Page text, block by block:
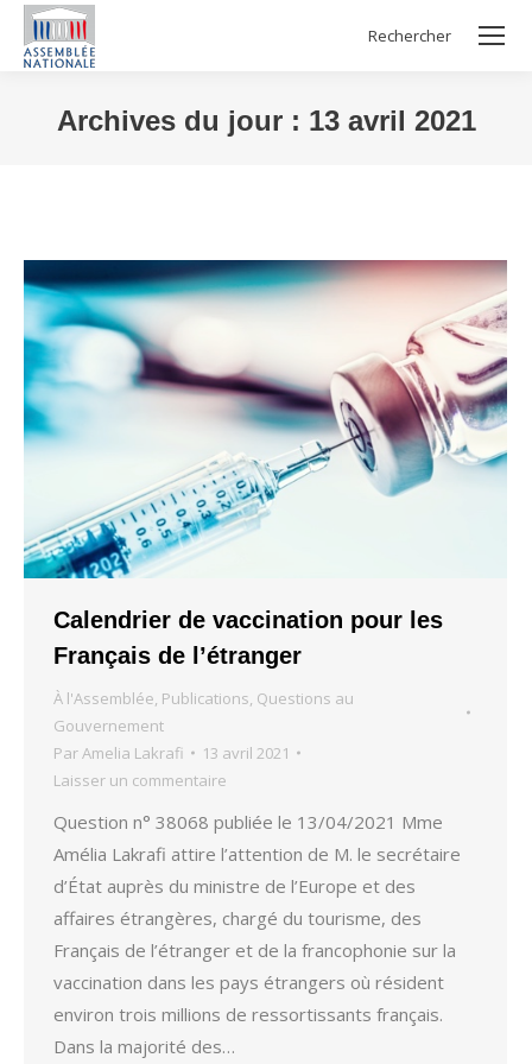
Search:
Rechercher
Archives du jour : 13 avril 2021
Calendrier de vaccination pour les
Français de l’étranger
À l'Assemblée, Publications, Questions au
Gouvernement
ParAmelia Lakrafi
13 avril 2021
Laisser un commentaire
Question n° 38068 publiée le 13/04/2021 Mme
Amélia Lakrafi attire l’attention de M. le secrétaire
d’État auprès du ministre de l’Europe et des
affaires étrangères, chargé du tourisme, des
Français de l’étranger et de la francophonie sur la
vaccination dans les pays étrangers où résident
environ trois millions de ressortissants français.
Dans la majorité des…